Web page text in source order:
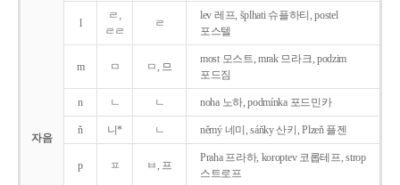
자음
l
ㄹ,
ㄹㄹ
ㄹ
lev 레프, šplhati 슈플하티, postel
포스텔
m ㅁ ㅁ, 므
most 모스트, mrak 므라크, podzim
포드짐
n ㄴ ㄴ noha 노하, podmínka 포드민카
ň 니* ㄴ němý 네미, sáňky 산키, Plzeň 플젠
p ㅍ ㅂ, 프
Praha 프라하, koroptev 코롭테프, strop
스트로프